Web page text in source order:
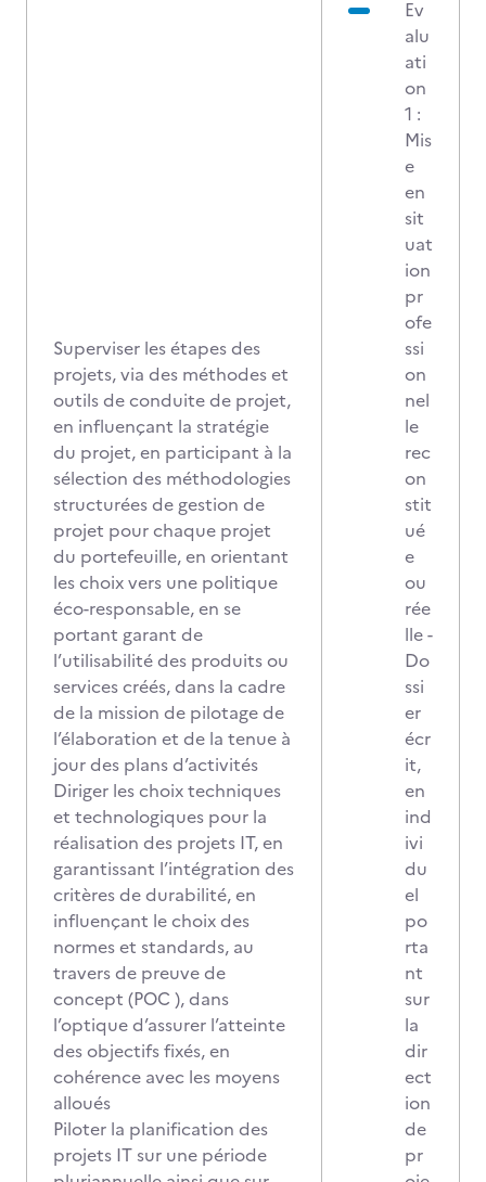
Superviser les étapes des
projets, via des méthodes et
outils de conduite de projet,
en influençant la stratégie
du projet, en participant à la
sélection des méthodologies
structurées de gestion de
projet pour chaque projet
du portefeuille, en orientant
les choix vers une politique
éco-responsable, en se
portant garant de
l’utilisabilité des produits ou
services créés, dans la cadre
de la mission de pilotage de
l’élaboration et de la tenue à
jour des plans d’activités
Diriger les choix techniques
et technologiques pour la
réalisation des projets IT, en
garantissant l’intégration des
critères de durabilité, en
influençant le choix des
normes et standards, au
travers de preuve de
concept (POC ), dans
l’optique d’assurer l’atteinte
des objectifs fixés, en
cohérence avec les moyens
alloués
Piloter la planification des
projets IT sur une période
Ev
alu
ati
on
1 :
Mis
e
en
sit
uat
ion
pr
ofe
ssi
on
nel
le
rec
on
stit
ué
e
ou
rée
lle -
Do
ssi
er
écr
it,
en
ind
ivi
du
el
po
rta
nt
sur
la
dir
ect
ion
de
pr